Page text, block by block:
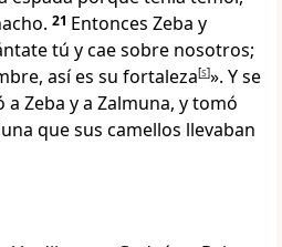
21 Entonces Zeba y
tú y cae sobre nosotros;
así es su fortaleza[s]». Y se
Zeba y a Zalmuna, y tomó
que sus camellos llevaban